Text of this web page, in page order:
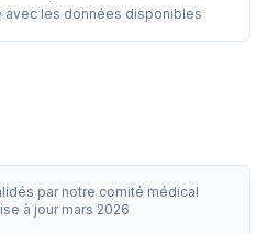
avec les données disponibles
par notre comité médical
à jour mars 2026